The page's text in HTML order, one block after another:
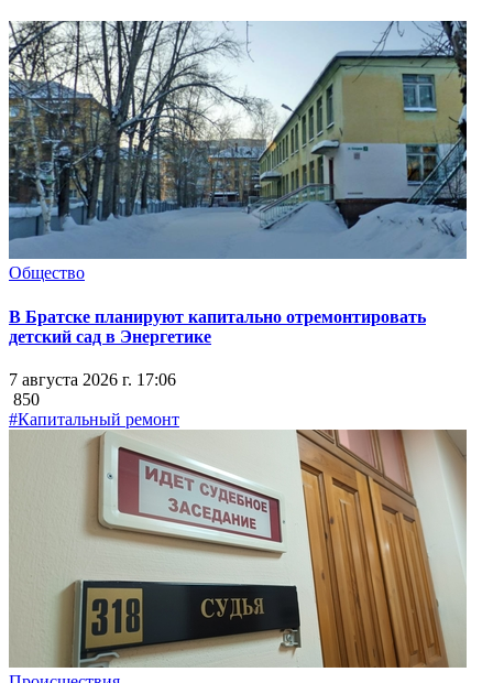
Общество
В Братске планируют капитально отремонтировать
детский сад в Энергетике
7 августа 2026 г. 17:06
850
#Капитальный ремонт